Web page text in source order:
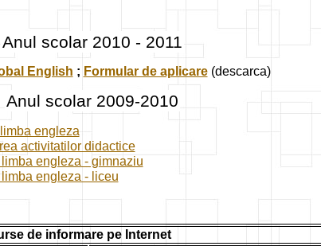
Anul scolar 2010 - 2011
English ; Formular de aplicare (descarca)
Anul scolar 2009-2010
engleza
activitatilor didactice
engleza - gimnaziu
engleza - liceu
de informare pe Internet